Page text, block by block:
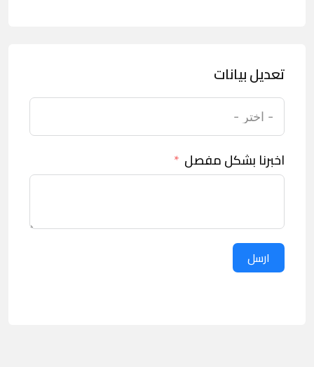
تعديل بيانات
اخبرنا بشكل مفصل
ارسل